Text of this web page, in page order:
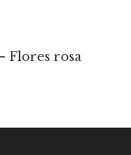
Flores rosa